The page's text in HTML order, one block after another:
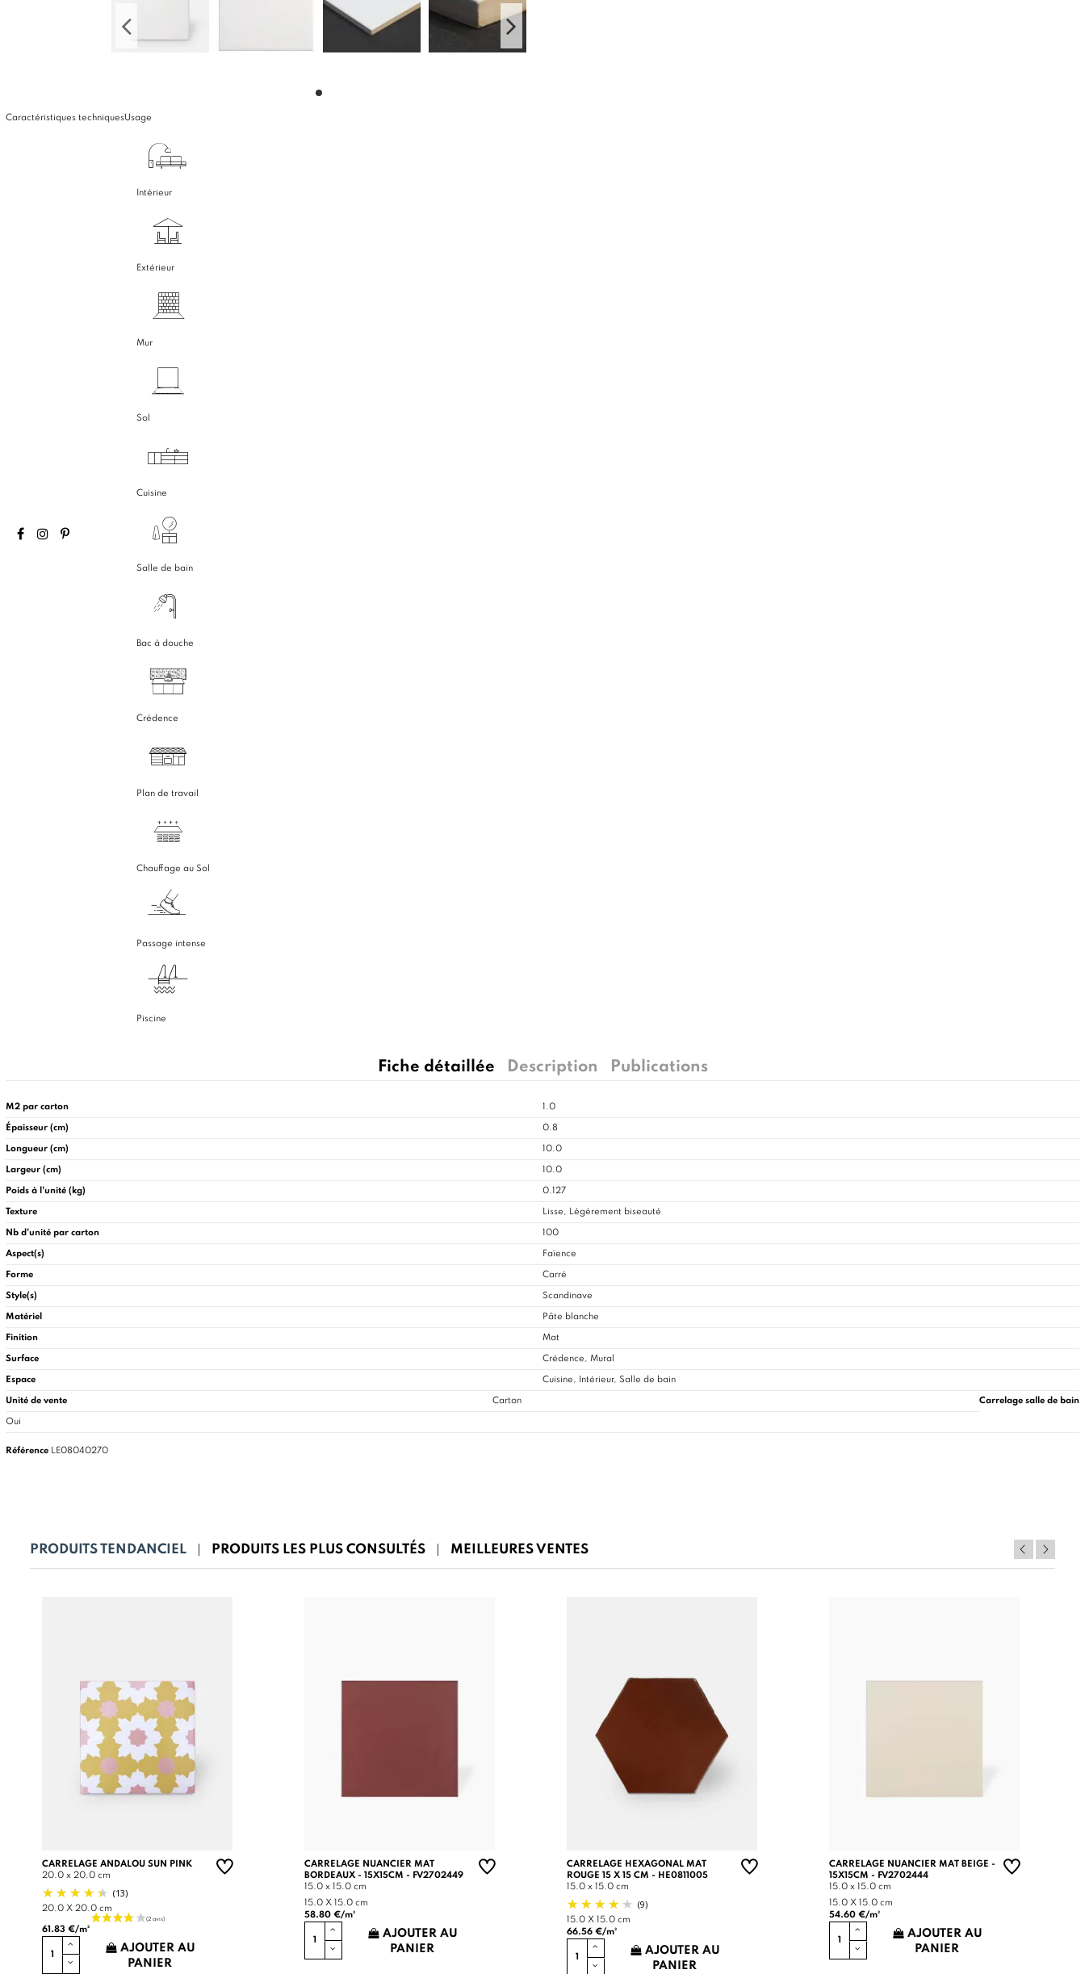
Caractéristiques techniquesUsage
Intérieur
Extérieur
Mur
Sol
Cuisine
Salle de bain
Bac à douche
Crédence
Plan de travail
Chauffage au Sol
Passage intense
Piscine
Fiche détaillée Description Publications
M2 par carton 1.0
Épaisseur (cm) 0.8
Longueur (cm) 10.0
Largeur (cm) 10.0
Poids à l'unité (kg) 0.127
Texture Lisse, Lègèrement biseauté
Nb d'unité par carton 100
Aspect(s) Faïence
Forme Carré
Style(s) Scandinave
Matériel Pâte blanche
Finition Mat
Surface Crédence, Mural
Espace Cuisine, Intérieur, Salle de bain
Unité de vente Carton Carrelage salle de bain
Oui
Référence LE08040270
PRODUITS TENDANCIEL PRODUITS LES PLUS CONSULTÉS MEILLEURES VENTES
CARRELAGE ANDALOU SUN PINK
20.0 x 20.0 cm
(13)
20.0 X 20.0 cm
61.83 €/m²
AJOUTER AU
PANIER
CARRELAGE NUANCIER MAT
BORDEAUX - 15X15CM - FV2702449
15.0 x 15.0 cm
15.0 X 15.0 cm
58.80 €/m²
AJOUTER AU
PANIER
CARRELAGE HEXAGONAL MAT
ROUGE 15 X 15 CM - HE0811005
15.0 x 15.0 cm
(9)
15.0 X 15.0 cm
66.56 €/m²
AJOUTER AU
PANIER
CARRELAGE NUANCIER MAT BEIGE -
15X15CM - FV2702444
15.0 x 15.0 cm
15.0 X 15.0 cm
54.60 €/m²
AJOUTER AU
PANIER